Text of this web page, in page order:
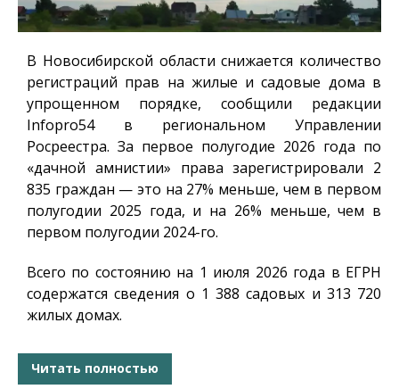
В Новосибирской области снижается количество
регистраций прав на жилые и садовые дома в
упрощенном порядке, сообщили редакции
Infopro54в региональном Управлении
Росреестра. За первое полугодие 2026 года по
«дачной амнистии» права зарегистрировали 2
835 граждан — это на 27% меньше, чем в первом
полугодии 2025 года, и на 26% меньше, чем в
первом полугодии 2024-го.
Всего по состоянию на 1 июля 2026 года в ЕГРН
содержатся сведения о 1 388 садовых и 313 720
жилых домах.
Читать полностью